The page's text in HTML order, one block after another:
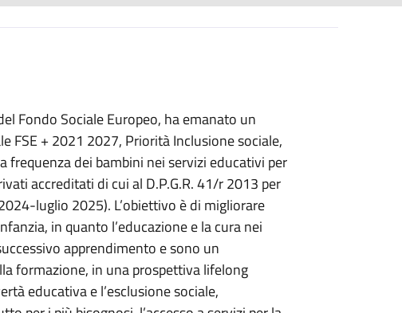
Fondo Sociale Europeo, ha emanato un
FSE + 2021 2027, Priorità Inclusione sociale,
frequenza dei bambini nei servizi educativi per
accreditati di cui al D.P.G.R. 41/r 2013 per
luglio 2025). L’obiettivo è di migliorare
in quanto l’educazione e la cura nei
apprendimento e sono un
formazione, in una prospettiva lifelong
educativa e l’esclusione sociale,